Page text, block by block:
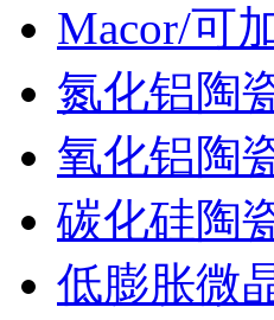
Macor/可
氮化铝陶
氧化铝陶
碳化硅陶
低膨胀微